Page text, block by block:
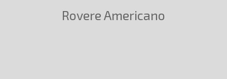
Rovere Americano